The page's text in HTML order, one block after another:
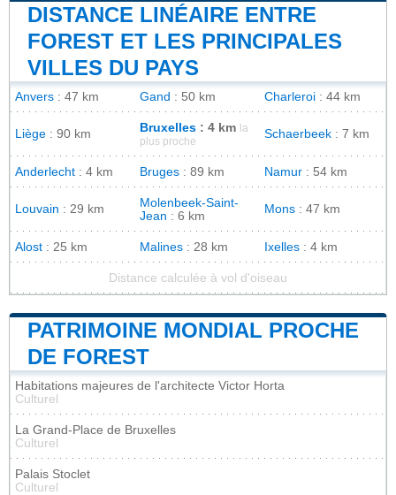
DISTANCE LINÉAIRE ENTRE
FOREST ET LES PRINCIPALES
VILLES DU PAYS
Anvers : 47 km Gand : 50 km Charleroi : 44 km
Liège : 90 km Bruxelles : 4 km
la
plus proche
Schaerbeek : 7 km
Anderlecht : 4 km Bruges : 89 km Namur : 54 km
Louvain : 29 km
Molenbeek-Saint-
Jean : 6 km
Mons : 47 km
Alost : 25 km Malines : 28 km Ixelles : 4 km
Distance calculée à vol d'oiseau
PATRIMOINE MONDIAL PROCHE
DE FOREST
Habitations majeures de l'architecte Victor Horta
Culturel
La Grand-Place de Bruxelles
Culturel
Palais Stoclet
Culturel